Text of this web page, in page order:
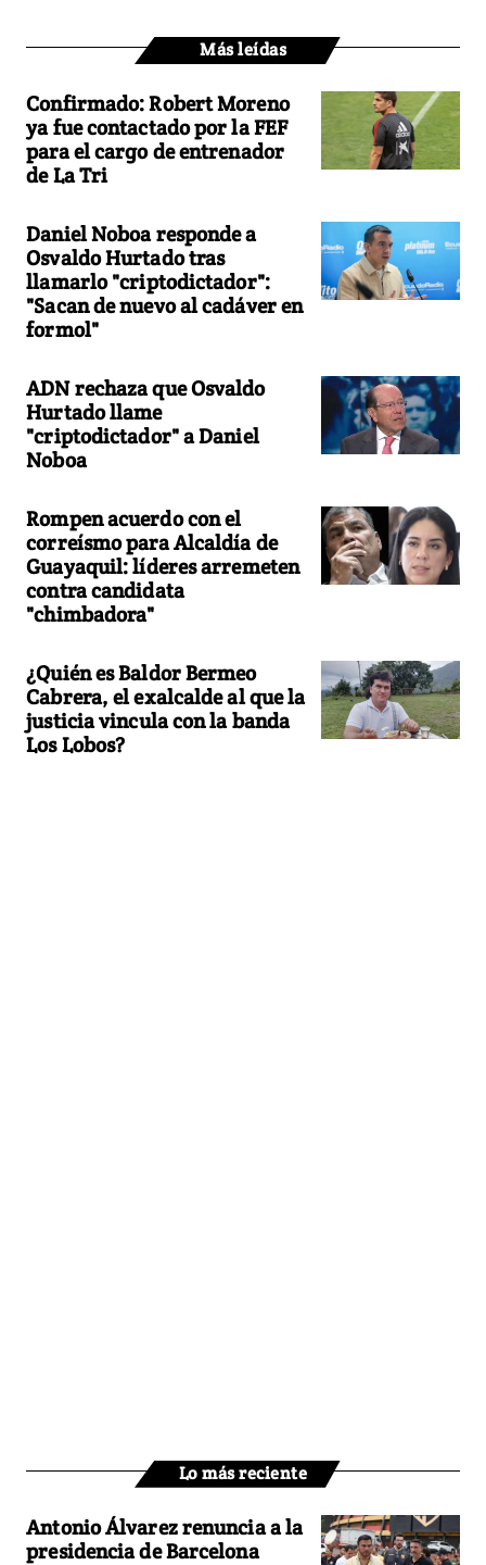
Más leídas
Confirmado: Robert Moreno
ya fue contactado por la FEF
para el cargo de entrenador
de La Tri
Daniel Noboa responde a
Osvaldo Hurtado tras
llamarlo "criptodictador":
"Sacan de nuevo al cadáver en
formol"
ADN rechaza que Osvaldo
Hurtado llame
"criptodictador" a Daniel
Noboa
Rompen acuerdo con el
correísmo para Alcaldía de
Guayaquil: líderes arremeten
contra candidata
"chimbadora"
¿Quién es Baldor Bermeo
Cabrera, el exalcalde al que la
justicia vincula con la banda
Los Lobos?
Lo más reciente
Antonio Álvarez renuncia a la
presidencia de Barcelona